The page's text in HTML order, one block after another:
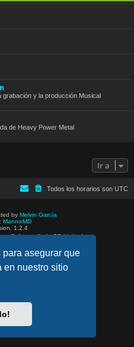
asegurar que
en nuestro sitio
grabación y la producción Musical
de Heavy Power Metal
Ir a
Todos los horarios son UTC
by Melvin García
MannixMD
1.2.4
Software © phpBB Limited
Condiciones